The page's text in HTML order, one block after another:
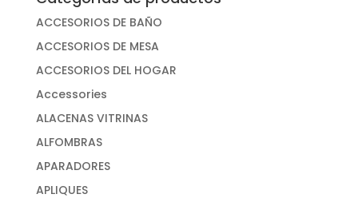
ACCESORIOS DE BAÑO
ACCESORIOS DE MESA
ACCESORIOS DEL HOGAR
Accessories
ALACENAS VITRINAS
ALFOMBRAS
APARADORES
APLIQUES